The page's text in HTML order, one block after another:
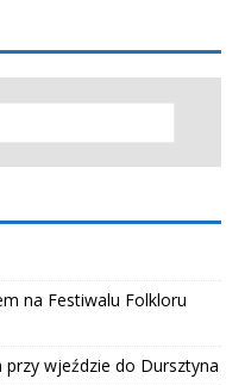
na Festiwalu Folkloru
wjeździe do Dursztyna